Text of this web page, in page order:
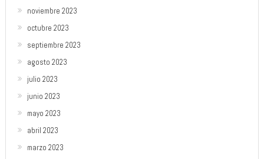
noviembre 2023
octubre 2023
septiembre 2023
agosto 2023
julio 2023
junio 2023
mayo 2023
abril 2023
marzo 2023